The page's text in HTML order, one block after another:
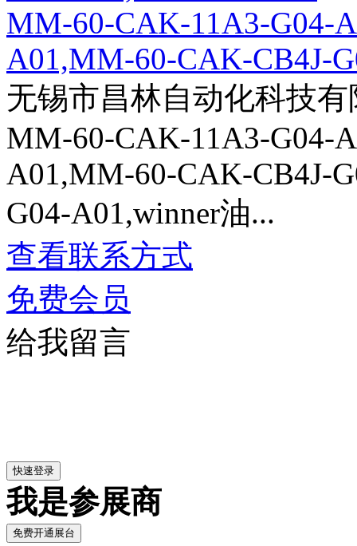
MM-60-CAK-11A3-G04-
A01,MM-60-CAK-CB4J-
无锡市昌林自动化科技有
MM-60-CAK-11A3-G04-
A01,MM-60-CAK-CB4J-
G04-A01,winner油...
查看联系方式
免费会员
给我留言
我是参展商